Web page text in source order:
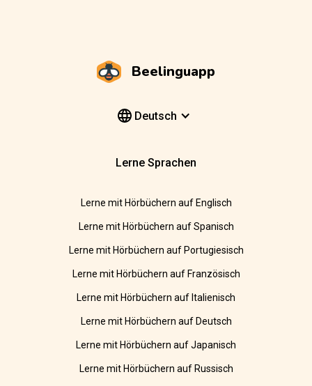
Beelinguapp
Deutsch
Lerne Sprachen
Lerne mit Hörbüchern auf Englisch
Lerne mit Hörbüchern auf Spanisch
Lerne mit Hörbüchern auf Portugiesisch
Lerne mit Hörbüchern auf Französisch
Lerne mit Hörbüchern auf Italienisch
Lerne mit Hörbüchern auf Deutsch
Lerne mit Hörbüchern auf Japanisch
Lerne mit Hörbüchern auf Russisch